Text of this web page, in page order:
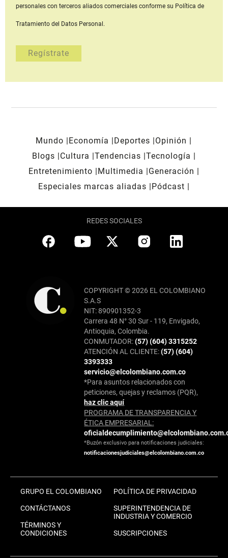
personales con terceros aliados comerciales conforme su Política de
Tratamiento del Datos Personal.
Mundo Economía Deportes
Opinión
Blogs
Cultura Tendencias Tecnología
Entretenimiento
Multimedia
Generación
Especiales marcas aliadas
Pódcast
REDES SOCIALES
COPYRIGHT © 2026 EL COLOMBIANO
S.A.S
NIT: 890901352-3
Carrera 48 N° 30 Sur - 119, Envigado,
Antioquia, Colombia.
CONMUTADOR:(57) (604) 3315252
ATENCIÓN AL CLIENTE:(57) (604)
3393333
servicio@elcolombiano.com.co
*Para asuntos relacionados con
peticiones, quejas y reclamos (PQR),
haz clic aquí
PROGRAMA DE TRANSPARENCIA Y
ÉTICA EMPRESARIAL:
*Buzón exclusivo para notificaciones judiciales:
notificacionesjudiciales@elcolombiano.com.co
GRUPO EL COLOMBIANO
CONTÁCTANOS
TÉRMINOS Y
CONDICIONES
POLÍTICA DE PRIVACIDAD
SUPERINTENDENCIA DE
INDUSTRIA Y COMERCIO
SUSCRIPCIONES